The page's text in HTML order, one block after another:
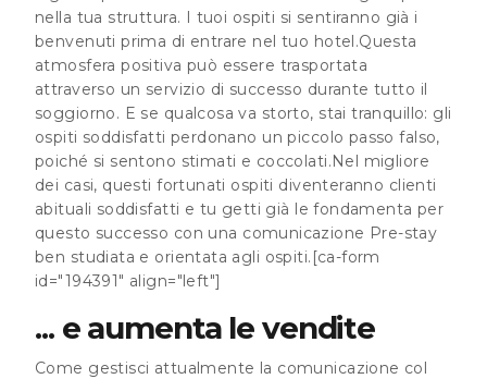
nella tua struttura. I tuoi ospiti si sentiranno già i
benvenuti prima di entrare nel tuo hotel.Questa
atmosfera positiva può essere trasportata
attraverso un servizio di successo durante tutto il
soggiorno. E se qualcosa va storto, stai tranquillo: gli
ospiti soddisfatti perdonano un piccolo passo falso,
poiché si sentono stimati e coccolati.Nel migliore
dei casi, questi fortunati ospiti diventeranno clienti
abituali soddisfatti e tu getti già le fondamenta per
questo successo con una comunicazione Pre-stay
ben studiata e orientata agli ospiti. [ca-form
id="194391" align="left"]
... e aumenta le vendite
Come gestisci attualmente la comunicazione col